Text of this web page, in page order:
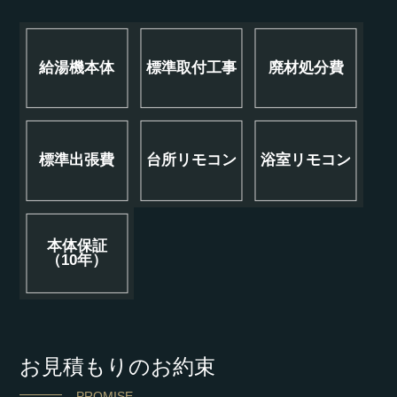
給湯機本体 標準取付工事 廃材処分費
標準出張費 台所リモコン 浴室リモコン
本体保証
（10年）
お見積もりのお約束